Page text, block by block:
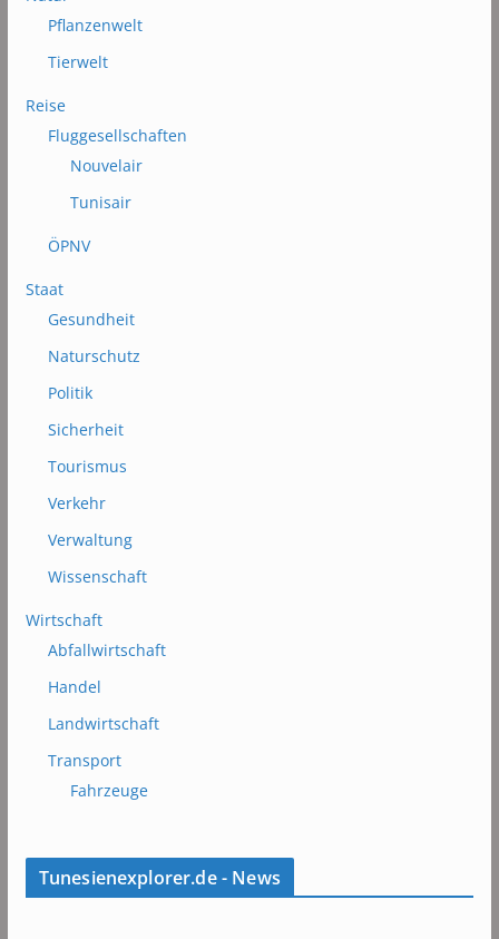
Pflanzenwelt
Tierwelt
Reise
Fluggesellschaften
Nouvelair
Tunisair
ÖPNV
Staat
Gesundheit
Naturschutz
Politik
Sicherheit
Tourismus
Verkehr
Verwaltung
Wissenschaft
Wirtschaft
Abfallwirtschaft
Handel
Landwirtschaft
Transport
Fahrzeuge
Tunesienexplorer.de - News